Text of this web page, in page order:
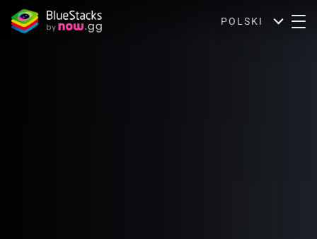
POLSKI